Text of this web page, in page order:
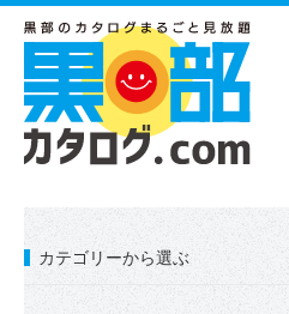
カテゴリーから選ぶ